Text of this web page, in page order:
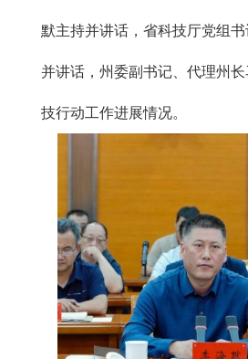
默主持并讲话，省科技厅党组
并讲话，州委副书记、代理州
技行动工作进展情况。